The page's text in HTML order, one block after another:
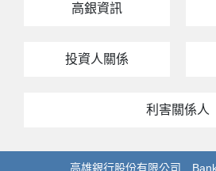
高銀資訊
投資人關係
利害關係人
高雄銀行股份有限公司